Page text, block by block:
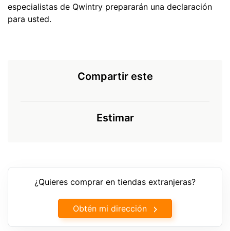
especialistas de Qwintry prepararán una declaración
para usted.
Compartir este
Estimar
¿Quieres comprar en tiendas extranjeras?
Obtén mi dirección